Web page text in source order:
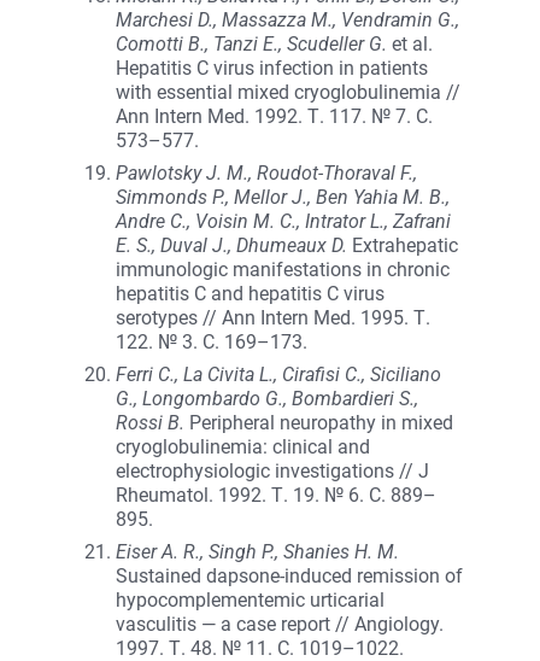
Marchesi D., Massazza M., Vendramin G.,
Comotti B., Tanzi E., Scudeller G. et al.
Hepatitis C virus infection in patients
with essential mixed cryoglobulinemia //
Ann Intern Med. 1992. Т. 117. № 7. С.
573–577.
Pawlotsky J. M., Roudot-Thoraval F.,
Simmonds P., Mellor J., Ben Yahia M. B.,
Andre C., Voisin M. C., Intrator L., Zafrani
E. S., Duval J., Dhumeaux D. Extrahepatic
immunologic manifestations in chronic
hepatitis C and hepatitis C virus
serotypes // Ann Intern Med. 1995. Т.
122. № 3. С. 169–173.
Ferri C., La Civita L., Cirafisi C., Siciliano
G., Longombardo G., Bombardieri S.,
Rossi B. Peripheral neuropathy in mixed
cryoglobulinemia: clinical and
electrophysiologic investigations // J
Rheumatol. 1992. Т. 19. № 6. С. 889–
895.
Eiser A. R., Singh P., Shanies H. M.
Sustained dapsone-induced remission of
hypocomplementemic urticarial
vasculitis — a case report // Angiology.
1997. Т. 48. № 11. С. 1019–1022.